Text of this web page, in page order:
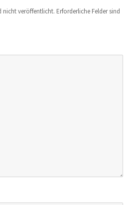
nicht veröffentlicht. Erforderliche Felder sind